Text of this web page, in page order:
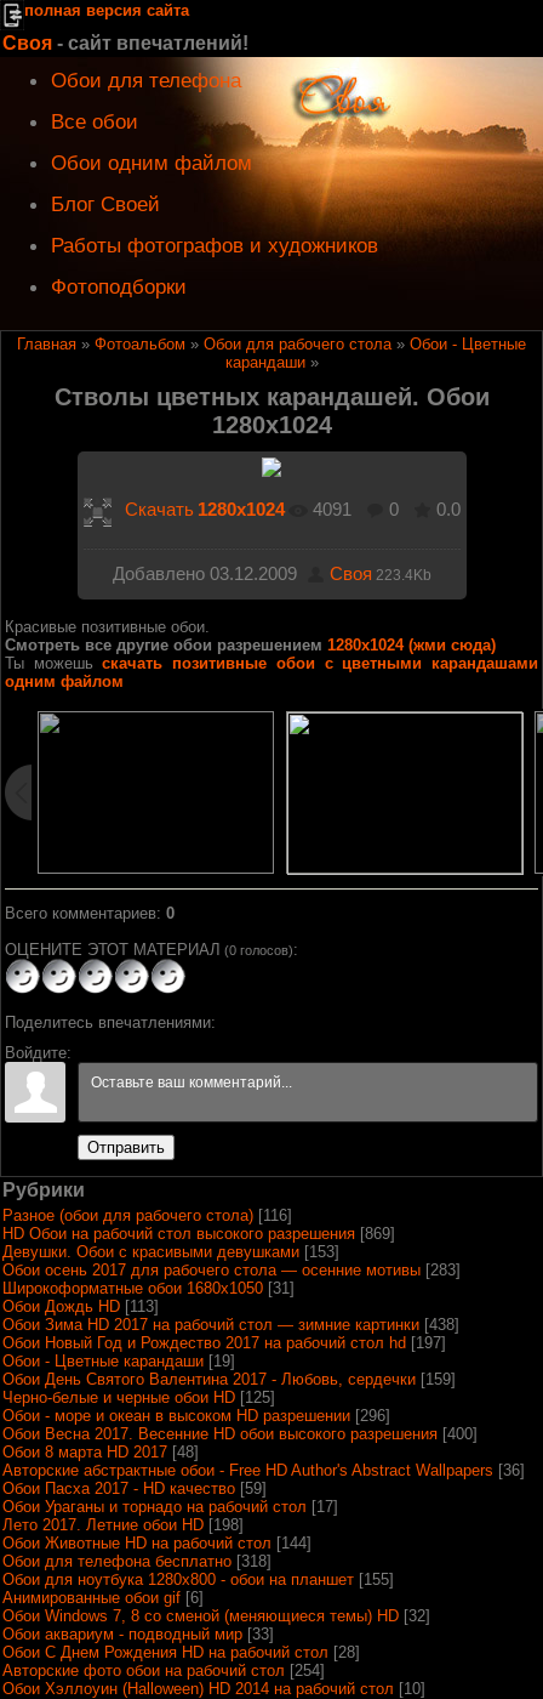
полная версия сайта
Своя - сайт впечатлений!
Обои для телефона
Все обои
Обои одним файлом
Блог Своей
Работы фотографов и художников
Фотоподборки
Главная » Фотоальбом » Обои для рабочего стола» Обои - Цветные
карандаши»
Стволы цветных карандашей. Обои
1280х1024
В реальном размере 1280x1024 / 223.4Kb
Скачать 1280x1024 4091 0 0.0
Добавлено03.12.2009 Своя 223.4Kb
Красивые позитивные обои.
Смотреть все другие обои разрешением 1280х1024 (жми сюда)
Ты можешьскачать позитивные обои с цветными карандашами
одним файлом
Всего комментариев: 0
ОЦЕНИТЕ ЭТОТ МАТЕРИАЛ (0 голосов):
Поделитесь впечатлениями:
Войдите:
Отправить
Рубрики
Разное (обои для рабочего стола) [116]
HD Обои на рабочий стол высокого разрешения [869]
Девушки. Обои с красивыми девушками [153]
Обои осень 2017 для рабочего стола — осенние мотивы [283]
Широкоформатные обои 1680x1050 [31]
Обои Дождь HD [113]
Обои Зима HD 2017 на рабочий стол — зимние картинки [438]
Обои Новый Год и Рождество 2017 на рабочий стол hd [197]
Обои - Цветные карандаши [19]
Обои День Святого Валентина 2017 - Любовь, сердечки [159]
Черно-белые и черные обои HD [125]
Обои - море и океан в высоком HD разрешении [296]
Обои Весна 2017. Весенние HD обои высокого разрешения [400]
Обои 8 марта HD 2017 [48]
Авторские абстрактные обои - Free HD Author's Abstract Wallpapers [36]
Обои Пасха 2017 - HD качество [59]
Обои Ураганы и торнадо на рабочий стол [17]
Лето 2017. Летние обои HD [198]
Обои Животные HD на рабочий стол [144]
Обои для телефона бесплатно [318]
Обои для ноутбука 1280х800 - обои на планшет [155]
Анимированные обои gif [6]
Обои Windows 7, 8 со сменой (меняющиеся темы) HD [32]
Обои аквариум - подводный мир [33]
Обои С Днем Рождения HD на рабочий стол [28]
Авторские фото обои на рабочий стол [254]
Обои Хэллоуин (Halloween) HD 2014 на рабочий стол [10]